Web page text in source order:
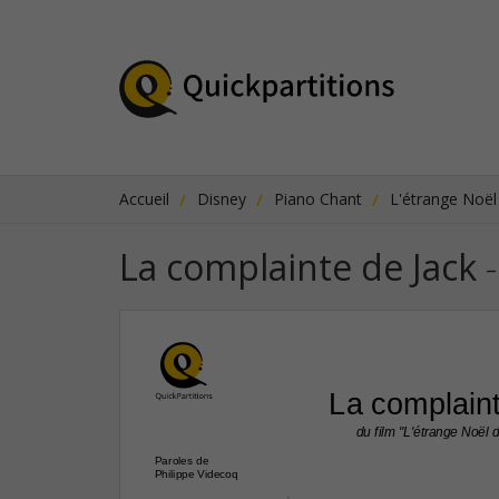
Accueil Disney Piano Chant L'étrange
La complainte de Jack -
La
Paroles de
Philippe Videcoq
du film "L'étrange Noël